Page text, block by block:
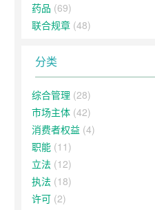
药品 (69)
联合规章 (48)
分类
综合管理 (28)
市场主体 (42)
消费者权益 (4)
职能 (11)
立法 (12)
执法 (18)
许可 (2)